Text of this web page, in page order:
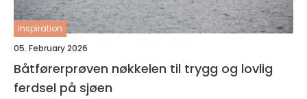
inspiration
05. February 2026
Båtførerprøven nøkkelen til trygg og lovlig
ferdsel på sjøen